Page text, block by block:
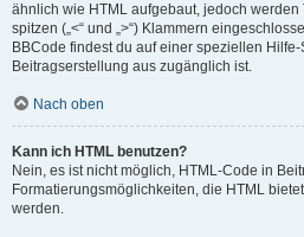
ähnlich wie HTML aufgebaut, jedoch werden
spitzen („<“ und „>“) Klammern
BBCode findest du auf einer speziellen
Beitragserstellung aus zugänglich ist.
Nach oben
Kann ich HTML benutzen?
Nein, es ist nicht möglich, HTML-Code in
Formatierungsmöglichkeiten, die HTML
werden.